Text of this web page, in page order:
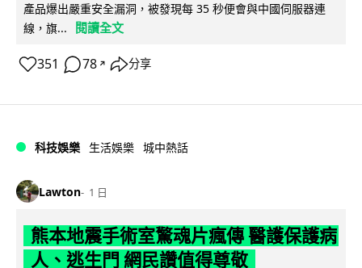
產品爆出嚴重安全漏洞，被發現每 35 秒便會與中國伺服器連
線，旗...
閱讀全文
351 78 ↗ 分享
科技娛樂 生活娛樂 城中熱話
Lawton 1 日
熊本地震手術室驚魂片瘋傳 醫護保護病
人、逃生門 網民讚值得尊敬